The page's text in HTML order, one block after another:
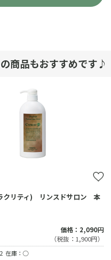
商品もおすすめです♪
クリティ) リンスドサロン 本
価格：2,090円
（税抜：1,900円）
在庫：○